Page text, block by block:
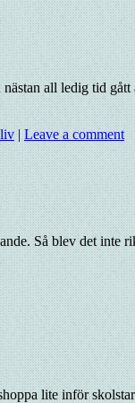
all ledig tid
| Leave a comment
Så blev det
lite inför